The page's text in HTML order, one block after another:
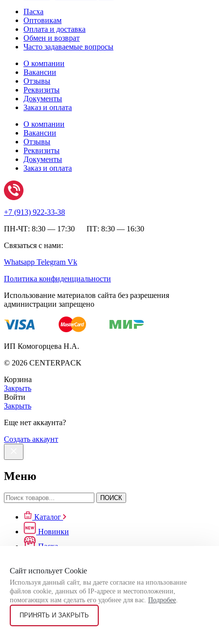
Пасха
Оптовикам
Оплата и доставка
Обмен и возврат
Часто задаваемые вопросы
О компании
Вакансии
Отзывы
Реквизиты
Документы
Заказ и оплата
О компании
Вакансии
Отзывы
Реквизиты
Документы
Заказ и оплата
+7 (913) 922-33-38
ПН-ЧТ: 8:30 — 17:30 ПТ: 8:30 — 16:30
Связаться с нами:
Whatsapp Telegram Vk
Политика конфиденциальности
Использование материалов сайта без разрешения
администрации запрещено
ИП Комогорцева Н.А.
© 2026 CENTERPACK
Корзина
Закрыть
Войти
Закрыть
Еще нет аккаунта?
Создать аккаунт
Сайт испольует Cookie
Используя данный сайт, вы даете согласие на ипользование
файлов cookie, данных об IP-адресе и местоположении,
помогающих нам сделать его удобнее для вас. Подробее.
ПРИНЯТЬ И ЗАКРЫТЬ
Меню
ПОИСК
Каталог
Новинки
Пасха
Доставка
Информация
Избранное
Обмен/Возврат
Сравнение